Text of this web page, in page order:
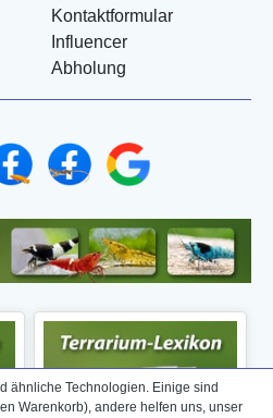
Kontaktformular
Influencer
Abholung
ähnliche Technologien. Einige sind
Warenkorb), andere helfen uns, unser